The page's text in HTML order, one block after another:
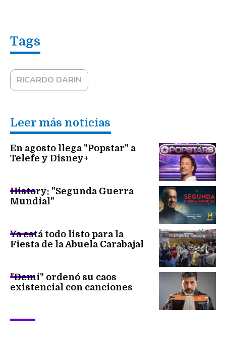
RICARDO DARIN
Leer más noticias
En agosto llega "Popstar" a
Telefe y Disney+
History: "Segunda Guerra
Mundial"
Ya está todo listo para la
Fiesta de la Abuela Carabajal
"Demi" ordenó su caos
existencial con canciones